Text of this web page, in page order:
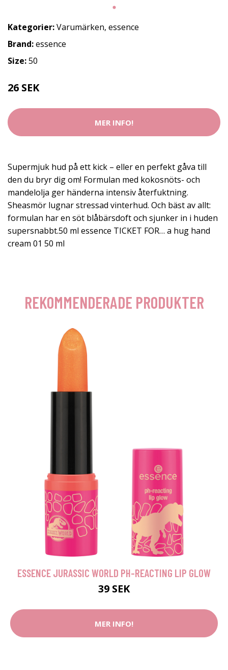
Kategorier:Varumärken, essence
Brand:essence
Size:50
26 SEK
MER INFO!
Supermjuk hud på ett kick – eller en perfekt gåva till
den du bryr dig om! Formulan med kokosnöts- och
mandelolja ger händerna intensiv återfuktning.
Sheasmör lugnar stressad vinterhud. Och bäst av allt:
formulan har en söt blåbärsdoft och sjunker in i huden
supersnabbt.50 ml essence TICKET FOR… a hug hand
cream 01 50 ml
REKOMMENDERADE PRODUKTER
ESSENCE JURASSIC WORLD PH-REACTING LIP GLOW
39 SEK
MER INFO!